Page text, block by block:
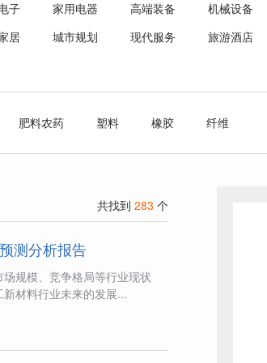
子 家用电器 高端装备 机械设备
居 城市规划 现代服务 旅游酒店
肥料农药 塑料 橡胶 纤维
共找到 283 个
测分析报告
规模、竞争格局等行业现状
材料行业未来的发展...